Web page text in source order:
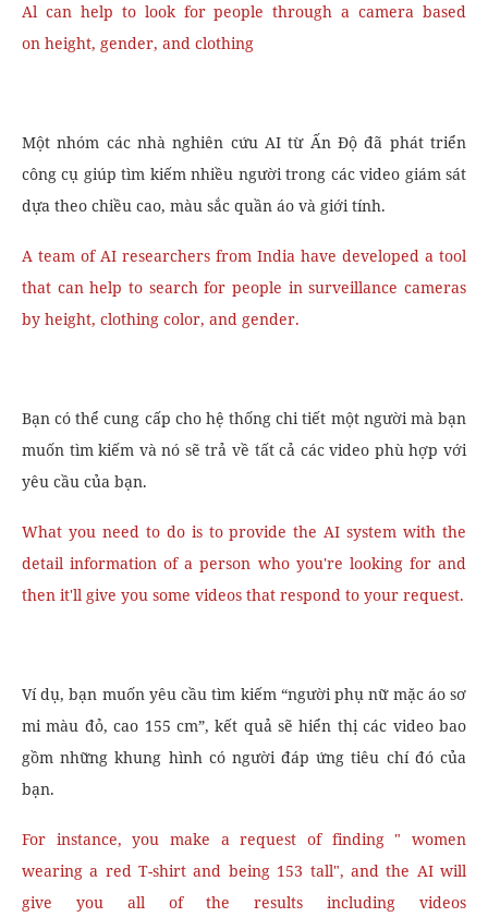
Al can help to look for people through a camera based
on height, gender, and clothing
Một nhóm các nhà nghiên cứu AI từ Ấn Độ đã phát triển
công cụ giúp tìm kiếm nhiều người trong các video giám sát
dựa theo chiều cao, màu sắc quần áo và giới tính.
A team of AI researchers from India have developed a tool
that can help to search for people in surveillance cameras
by height, clothing color, and gender.
Bạn có thể cung cấp cho hệ thống chi tiết một người mà bạn
muốn tìm kiếm và nó sẽ trả về tất cả các video phù hợp với
yêu cầu của bạn.
What you need to do is to provide the AI system with the
detail information of a person who you're looking for and
then it'll give you some videos that respond to your request.
Ví dụ, bạn muốn yêu cầu tìm kiếm “người phụ nữ mặc áo sơ
mi màu đỏ, cao 155 cm”, kết quả sẽ hiển thị các video bao
gồm những khung hình có người đáp ứng tiêu chí đó của
bạn.
For instance, you make a request of finding " women
wearing a red T-shirt and being 153 tall", and the AI will
give you all of the results including videos